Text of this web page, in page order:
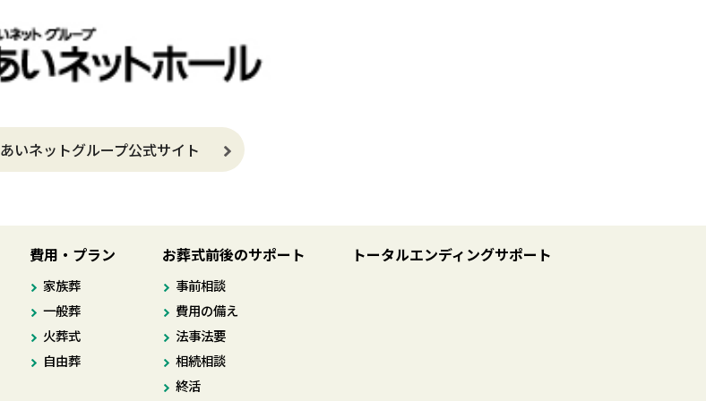
あいネットグループ公式サイト
費用・プラン
家族葬
一般葬
火葬式
自由葬
お葬式前後のサポート
事前相談
費用の備え
法事法要
相続相談
終活
トータルエンディングサポート